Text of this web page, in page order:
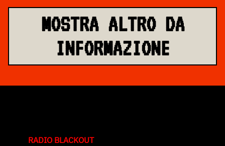
MOSTRA ALTRO DA
INFORMAZIONE
RADIO BLACKOUT